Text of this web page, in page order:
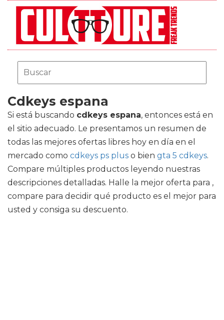
Cdkeys espana
Si está buscando cdkeys espana, entonces está en
el sitio adecuado. Le presentamos un resumen de
todas las mejores ofertas libres hoy en día en el
mercado como cdkeys ps plus o bien gta 5 cdkeys.
Compare múltiples productos leyendo nuestras
descripciones detalladas. Halle la mejor oferta para ,
compare para decidir qué producto es el mejor para
usted y consiga su descuento.